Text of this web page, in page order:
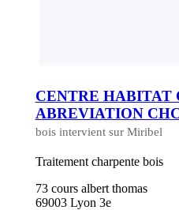
CENTRE HABITAT
ABREVIATION
bois intervient sur Miribel
Traitement charpente bois
73 cours albert thomas
69003 Lyon 3e